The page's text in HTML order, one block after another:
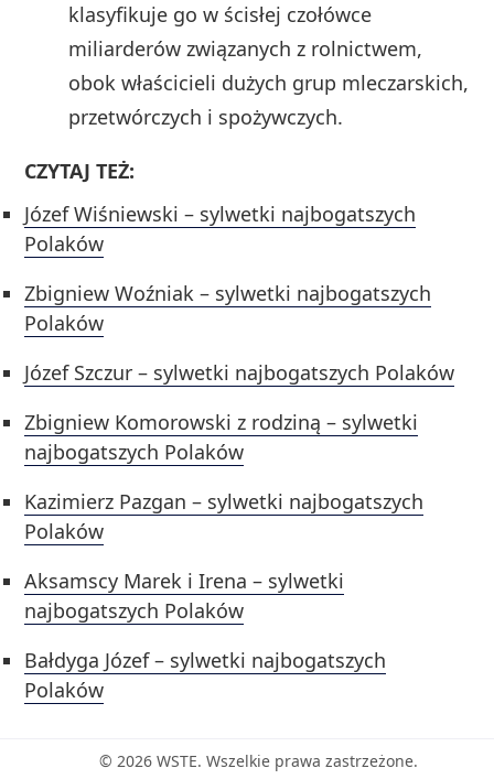
klasyfikuje go w ścisłej czołówce
miliarderów związanych z rolnictwem,
obok właścicieli dużych grup mleczarskich,
przetwórczych i spożywczych.
CZYTAJ TEŻ:
Józef Wiśniewski – sylwetki najbogatszych
Polaków
Zbigniew Woźniak – sylwetki najbogatszych
Polaków
Józef Szczur – sylwetki najbogatszych Polaków
Zbigniew Komorowski z rodziną – sylwetki
najbogatszych Polaków
Kazimierz Pazgan – sylwetki najbogatszych
Polaków
Aksamscy Marek i Irena – sylwetki
najbogatszych Polaków
Bałdyga Józef – sylwetki najbogatszych
Polaków
© 2026 WSTE. Wszelkie prawa zastrzeżone.